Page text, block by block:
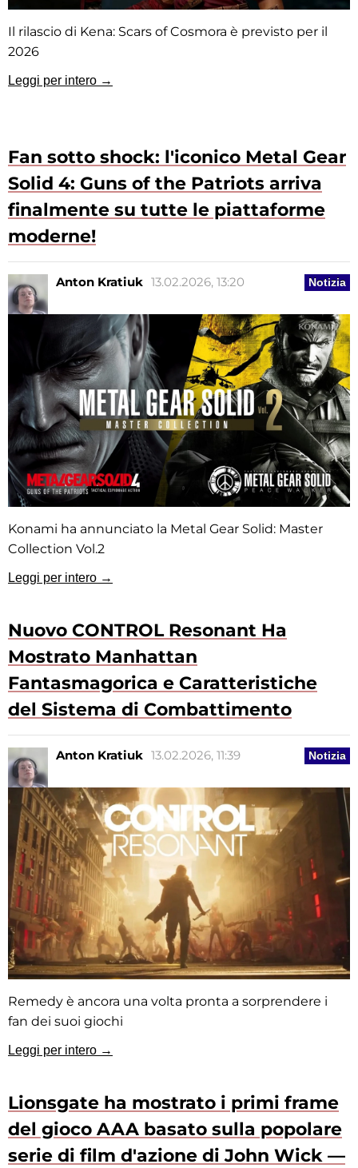
Il rilascio di Kena: Scars of Cosmora è previsto per il
2026
Leggi per intero →
Fan sotto shock: l'iconico Metal Gear
Solid 4: Guns of the Patriots arriva
finalmente su tutte le piattaforme
moderne!
Notizia
Anton Kratiuk 13.02.2026, 13:20
Konami ha annunciato la Metal Gear Solid: Master
Collection Vol.2
Leggi per intero →
Nuovo CONTROL Resonant Ha
Mostrato Manhattan
Fantasmagorica e Caratteristiche
del Sistema di Combattimento
Notizia
Anton Kratiuk 13.02.2026, 11:39
Remedy è ancora una volta pronta a sorprendere i
fan dei suoi giochi
Leggi per intero →
Lionsgate ha mostrato i primi frame
del gioco AAA basato sulla popolare
serie di film d'azione di John Wick —